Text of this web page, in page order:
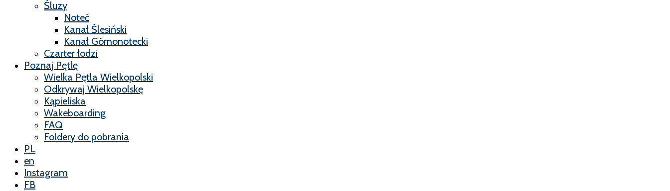
Śluzy
Noteć
Kanał Ślesiński
Kanał Górnonotecki
Czarter łodzi
Poznaj Pętlę
Wielka Pętla Wielkopolski
Odkrywaj Wielkopolskę
Kąpieliska
Wakeboarding
FAQ
Foldery do pobrania
PL
en
Instagram
FB